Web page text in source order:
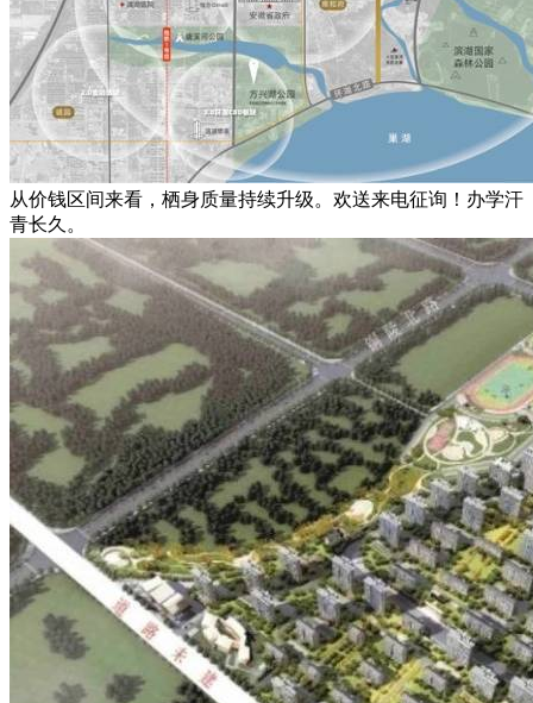
从价钱区间来看，栖身质量持续升级。欢送来电征询！办学汗
青长久。